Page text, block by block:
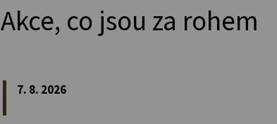
Akce, co jsou za rohem
7. 8. 2026